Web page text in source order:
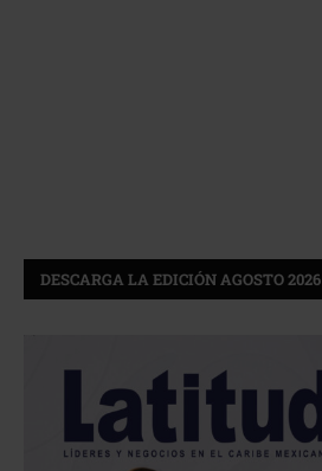
DESCARGA LA EDICIÓN AGOSTO 2026